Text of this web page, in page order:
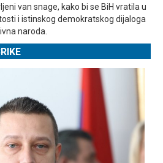
van snage, kako bi se BiH vratila u
i istinskog demokratskog dijaloga
naroda.